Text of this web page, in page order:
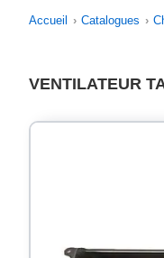
Accueil Catalogues
VENTILATEUR